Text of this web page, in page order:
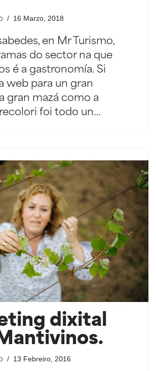
16 Marzo, 2018
en Mr Turismo,
do sector na que
é a gastronomía. Si
web para un gran
gran mazá como a
foi todo un…
dixital
13 Febreiro, 2016